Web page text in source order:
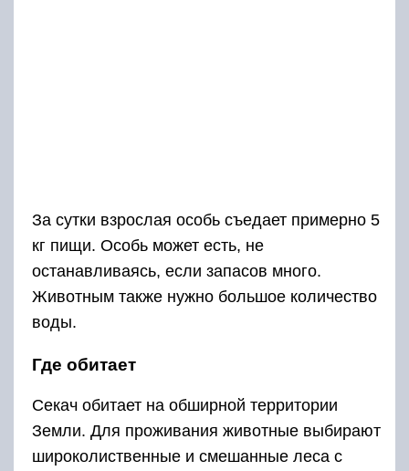
За сутки взрослая особь съедает примерно 5
кг пищи. Особь может есть, не
останавливаясь, если запасов много.
Животным также нужно большое количество
воды.
Где обитает
Секач обитает на обширной территории
Земли. Для проживания животные выбирают
широколиственные и смешанные леса с